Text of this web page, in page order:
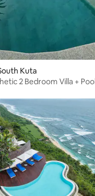
Kuta
2 Bedroom Villa + Pool